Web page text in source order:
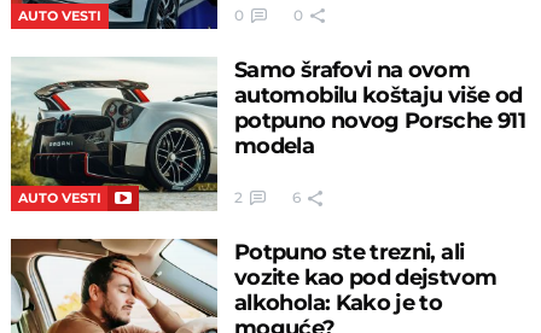
AUTO VESTI 0 0
AUTO VESTI
Samo šrafovi na ovom
automobilu koštaju više od
potpuno novog Porsche 911
modela
2 6
Potpuno ste trezni, ali
vozite kao pod dejstvom
alkohola: Kako je to
moguće?